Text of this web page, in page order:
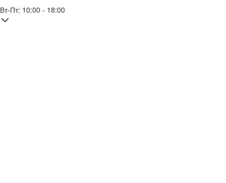
Вт-Пт: 10:00 - 18:00